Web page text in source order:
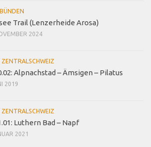
Trail (Lenzerheide Arosa)
2024
ZENTRALSCHWEIZ
Alpnachstad – Ämsigen – Pilatus
2019
ZENTRALSCHWEIZ
Luthern Bad – Napf
2021